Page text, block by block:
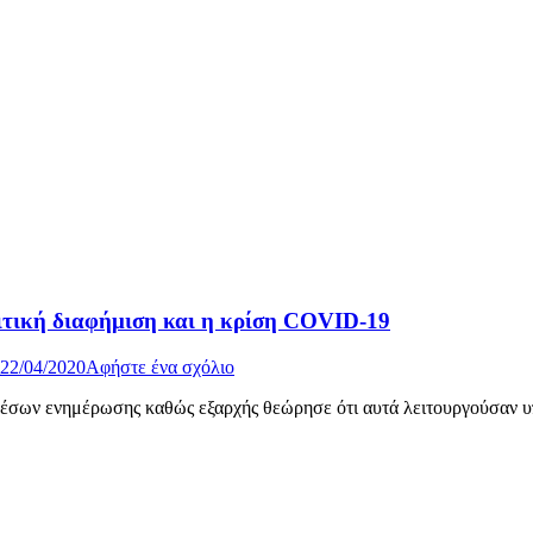
διαφήμιση και η κρίση COVID-19
22/04/2020Αφήστε ένα σχόλιο
ενημέρωσης καθώς εξαρχής θεώρησε ότι αυτά λειτουργούσαν